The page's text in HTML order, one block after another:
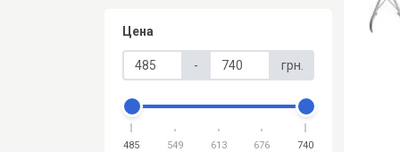
Цена
- грн.
485 549 613 676 740